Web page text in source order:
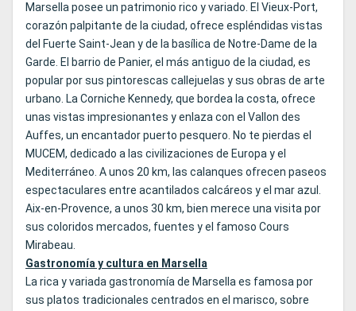
Marsella posee un patrimonio rico y variado. El Vieux-Port,
corazón palpitante de la ciudad, ofrece espléndidas vistas
del Fuerte Saint-Jean y de la basílica de Notre-Dame de la
Garde. El barrio de Panier, el más antiguo de la ciudad, es
popular por sus pintorescas callejuelas y sus obras de arte
urbano. La Corniche Kennedy, que bordea la costa, ofrece
unas vistas impresionantes y enlaza con el Vallon des
Auffes, un encantador puerto pesquero. No te pierdas el
MUCEM, dedicado a las civilizaciones de Europa y el
Mediterráneo. A unos 20 km, las calanques ofrecen paseos
espectaculares entre acantilados calcáreos y el mar azul.
Aix-en-Provence, a unos 30 km, bien merece una visita por
sus coloridos mercados, fuentes y el famoso Cours
Mirabeau.
Gastronomía y cultura en Marsella
La rica y variada gastronomía de Marsella es famosa por
sus platos tradicionales centrados en el marisco, sobre